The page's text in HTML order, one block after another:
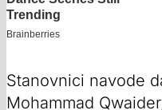
Stanovnici navode
Mohammad